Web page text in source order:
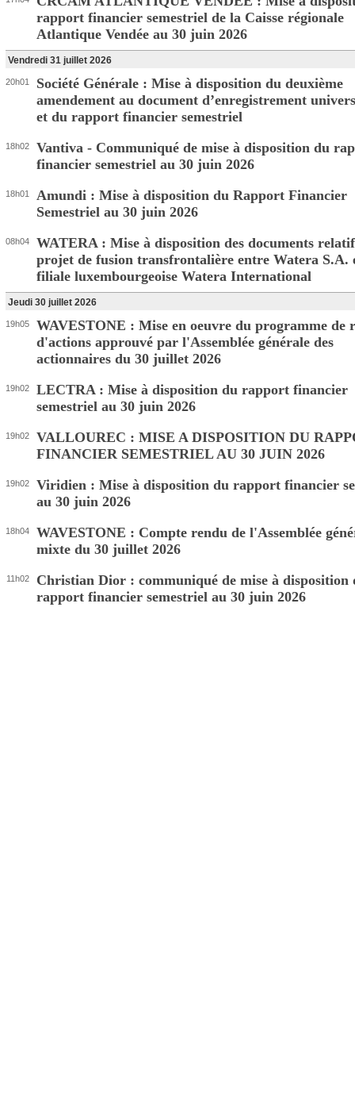
rapport financier semestriel de la Caisse régionale
Atlantique Vendée au 30 juin 2026
Vendredi 31 juillet 2026
20h01
Société Générale : Mise à disposition du deuxième
amendement au document d’enregistrement
et du rapport financier semestriel
18h02
Vantiva - Communiqué de mise à disposition du
financier semestriel au 30 juin 2026
18h01
Amundi : Mise à disposition du Rapport Financier
Semestriel au 30 juin 2026
08h04
WATERA : Mise à disposition des documents
projet de fusion transfrontalière entre Watera S.A.
filiale luxembourgeoise Watera International
Jeudi 30 juillet 2026
19h05
WAVESTONE : Mise en oeuvre du programme de
d'actions approuvé par l'Assemblée générale des
actionnaires du 30 juillet 2026
19h02
LECTRA : Mise à disposition du rapport financier
semestriel au 30 juin 2026
19h02
VALLOUREC : MISE A DISPOSITION DU
FINANCIER SEMESTRIEL AU 30 JUIN 2026
19h02
Viridien : Mise à disposition du rapport financier
au 30 juin 2026
18h04
WAVESTONE : Compte rendu de l'Assemblée
mixte du 30 juillet 2026
11h02
Christian Dior : communiqué de mise à disposition
rapport financier semestriel au 30 juin 2026